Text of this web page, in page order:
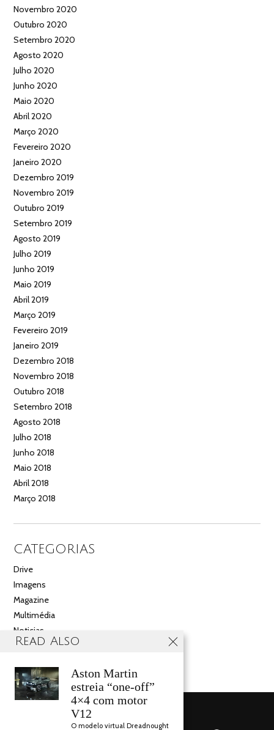
Novembro 2020
Outubro 2020
Setembro 2020
Agosto 2020
Julho 2020
Junho 2020
Maio 2020
Abril 2020
Março 2020
Fevereiro 2020
Janeiro 2020
Dezembro 2019
Novembro 2019
Outubro 2019
Setembro 2019
Agosto 2019
Julho 2019
Junho 2019
Maio 2019
Abril 2019
Março 2019
Fevereiro 2019
Janeiro 2019
Dezembro 2018
Novembro 2018
Outubro 2018
Setembro 2018
Agosto 2018
Julho 2018
Junho 2018
Maio 2018
Abril 2018
Março 2018
CATEGORIAS
Drive
Imagens
Magazine
Multimédia
Noticias
Salão
Read Also
Aston Martin
estreia “one-off”
4×4 com motor
V12
O modelo virtual Dreadnought